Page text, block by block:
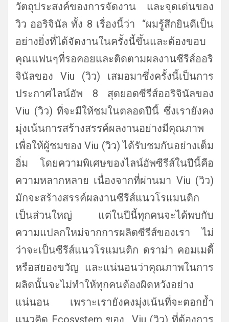
วัตถุประสงค์ของการจัดงาน และจุดเด่นของ
วิว ออริจินัล ทั้ง 8 เรื่องนี้ว่า “ผมรู้สึกยินดีเป็น
อย่างยิ่งที่ได้จัดงานในครั้งนี้ขึ้นและต้องขอบ
คุณแฟนๆที่รอคอยและติดตามผลงานซีรีส์ออริ
จินัลของ Viu (วิว) เสมอมาซึ่งครั้งนี้เป็นการ
ประกาศไลน์อัพ 8 สุดยอดซีรีส์ออริจินัลของ
Viu (วิว) ที่จะมีให้ชมในตลอดปีนี้ ซึ่งเรายังคง
มุ่งเน้นการสร้างสรรค์ผลงานอย่างมีคุณภาพ
เพื่อให้ผู้ชมของ Viu (วิว) ได้รับชมกันอย่างเต็ม
อิ่ม โดยความพิเศษของไลน์อัพซีรีส์ในปีนี้คือ
ความหลากหลาย เนื่องจากที่ผ่านมา Viu (วิว)
มักจะสร้างสรรค์ผลงานซีรีส์แนวโรแมนติก
เป็นส่วนใหญ่ แต่ในปีนี้ทุกคนจะได้พบกับ
ความแปลกใหม่จากการผลิตซีรีส์ของเรา ไม่
ว่าจะเป็นซีรีส์แนวโรแมนติก ดราม่า คอมเมดี้
หรือสยองขวัญ และแน่นอนว่าคุณภาพในการ
ผลิตนั้นจะไม่ทำให้ทุกคนต้องผิดหวังอย่าง
แน่นอน เพราะเรายังคงมุ่งเน้นที่จะตอกย้ำ